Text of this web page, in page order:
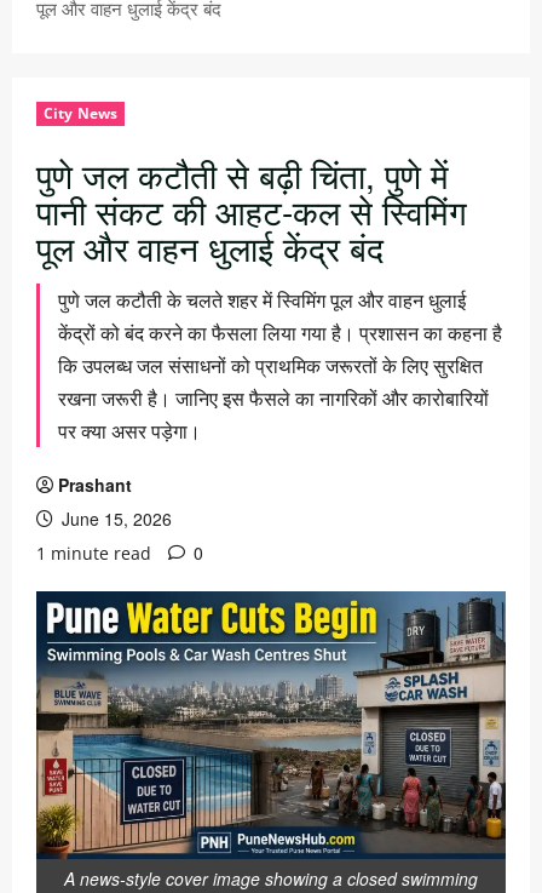
पूल और वाहन धुलाई केंद्र बंद
City News
पुणे जल कटौती से बढ़ी चिंता, पुणे में
पानी संकट की आहट-कल से स्विमिंग
पूल और वाहन धुलाई केंद्र बंद
पुणे जल कटौती के चलते शहर में स्विमिंग पूल और वाहन धुलाई
केंद्रों को बंद करने का फैसला लिया गया है। प्रशासन का कहना है
कि उपलब्ध जल संसाधनों को प्राथमिक जरूरतों के लिए सुरक्षित
रखना जरूरी है। जानिए इस फैसले का नागरिकों और कारोबारियों
पर क्या असर पड़ेगा।
Prashant
June 15, 2026
1 minute read 0
A news-style cover image showing a closed swimming